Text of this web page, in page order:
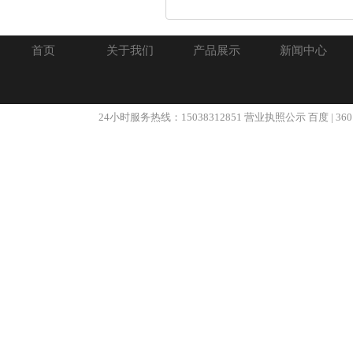
首页 关于我们 产品展示 新闻中心
24小时服务热线：15038312851 营业执照公示 百度 | 360